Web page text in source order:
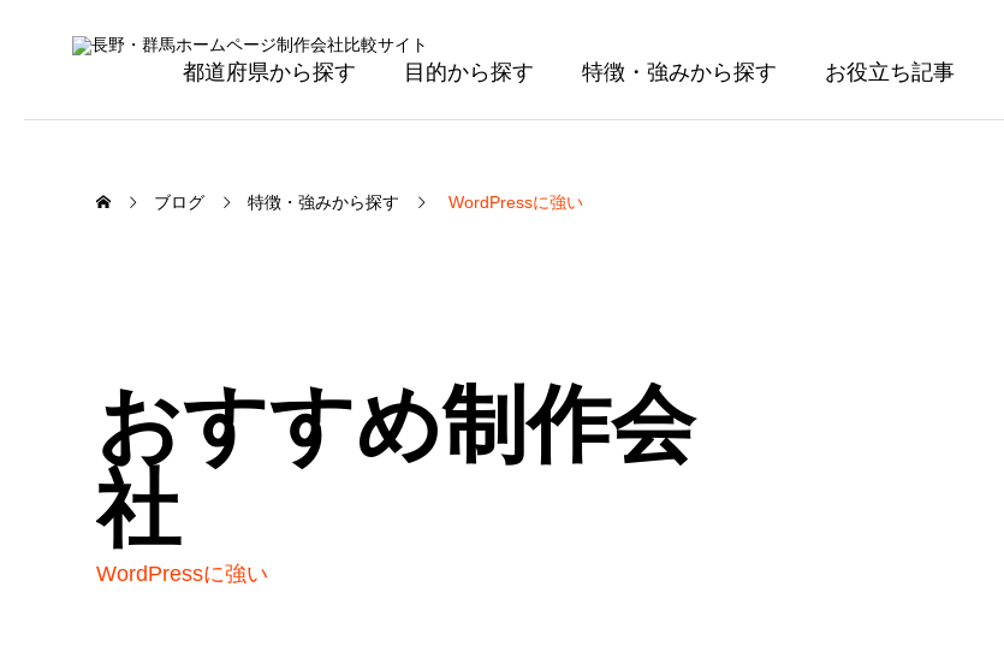
都道府県から探す 目的から探す 特徴・強みから探す お役立ち記事
ブログ 特徴・強みから探す WordPressに強い
おすすめ制作会
社
WordPressに強い